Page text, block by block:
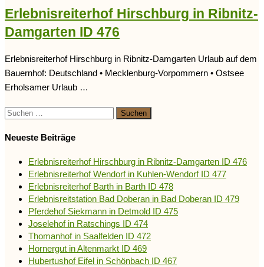
Erlebnisreiterhof Hirschburg in Ribnitz-
Damgarten ID 476
Erlebnisreiterhof Hirschburg in Ribnitz-Damgarten Urlaub auf dem
Bauernhof: Deutschland • Mecklenburg-Vorpommern • Ostsee
Erholsamer Urlaub …
Suchen
Neueste Beiträge
Erlebnisreiterhof Hirschburg in Ribnitz-Damgarten ID 476
Erlebnisreiterhof Wendorf in Kuhlen-Wendorf ID 477
Erlebnisreiterhof Barth in Barth ID 478
Erlebnisreitstation Bad Doberan in Bad Doberan ID 479
Pferdehof Siekmann in Detmold ID 475
Joselehof in Ratschings ID 474
Thomanhof in Saalfelden ID 472
Hornergut in Altenmarkt ID 469
Hubertushof Eifel in Schönbach ID 467